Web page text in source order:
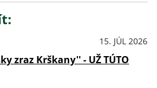
15. JÚL 2026
zraz Krškany'' - UŽ TÚTO